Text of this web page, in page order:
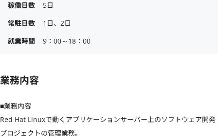
稼働日数
5日
常駐日数
1日、2日
就業時間
9：00～18：00
業務内容
■業務内容
Red Hat Linuxで動くアプリケーションサーバー上のソフトウェア開発
プロジェクトの管理業務。